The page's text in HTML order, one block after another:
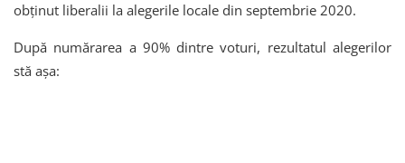
obținut liberalii la alegerile locale din septembrie 2020.
După numărarea a 90% dintre voturi, rezultatul alegerilor
stă așa: